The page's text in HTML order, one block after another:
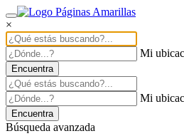
×
Mi
Encuentra
Mi
Encuentra
Búsqueda avanzada